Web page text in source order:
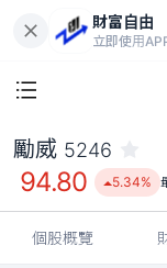
財富自由
立即使用
勵威 5246
94.80 5.34%
個股概覽